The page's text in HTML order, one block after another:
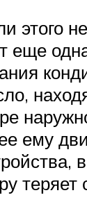
этого
еще
ему
теряет